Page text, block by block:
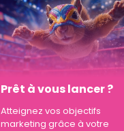
Prêt à vous lancer ?
Atteignez vos objectifs
marketing grâce à votre